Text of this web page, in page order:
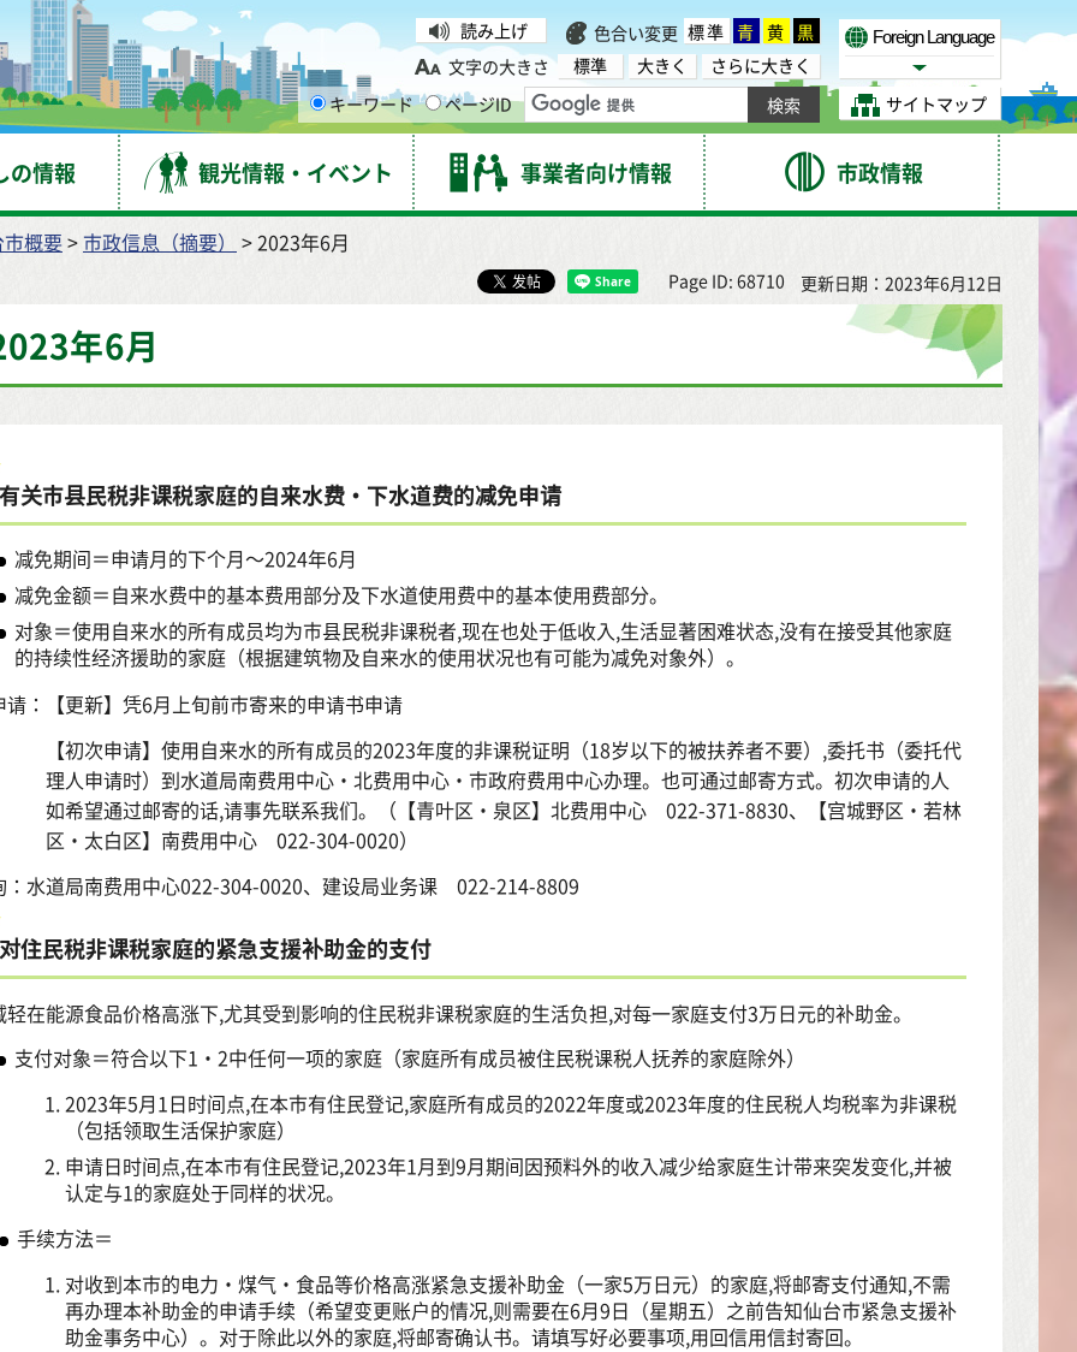
読み上げ 色合い変更 標準 青 黄 黒
文字の大きさ
標準 大きく
さらに大きく
キーワード
ページID
Foreign Language
Select Language
サイトマップ
の情報 観光情報・イベント 事業者向け情報 市政情報
概要>市政信息（摘要） > 2023年6月
Page ID: 68710 更新日期：2023年6月12日
年6月
有关市县民税非课税家庭的自来水费・下水道费的减免申请
减免期间＝申请月的下个月～2024年6月
减免金额＝自来水费中的基本费用部分及下水道使用费中的基本使用费部分。
对象＝使用自来水的所有成员均为市县民税非课税者,现在也处于低收入,生活显著困难状态,没有在接受其他家庭
的持续性经济援助的家庭（根据建筑物及自来水的使用状况也有可能为减免对象外）。
请：【更新】凭6月上旬前市寄来的申请书申请
【初次申请】使用自来水的所有成员的2023年度的非课税证明（18岁以下的被扶养者不要）,委托书（委托代
理人申请时）到水道局南费用中心・北费用中心・市政府费用中心办理。也可通过邮寄方式。初次申请的人
如希望通过邮寄的话,请事先联系我们。（【青叶区・泉区】北费用中心 022-371-8830、【宫城野区・若林
区・太白区】南费用中心 022-304-0020）
：水道局南费用中心022-304-0020、建设局业务课 022-214-8809
对住民税非课税家庭的紧急支援补助金的支付
轻在能源食品价格高涨下,尤其受到影响的住民税非课税家庭的生活负担,对每一家庭支付3万日元的补助金。
支付对象＝符合以下1・2中任何一项的家庭（家庭所有成员被住民税课税人抚养的家庭除外）
2023年5月1日时间点,在本市有住民登记,家庭所有成员的2022年度或2023年度的住民税人均税率为非课税
（包括领取生活保护家庭）
申请日时间点,在本市有住民登记,2023年1月到9月期间因预料外的收入减少给家庭生计带来突发变化,并被
认定与1的家庭处于同样的状况。
手续方法＝
对收到本市的电力・煤气・食品等价格高涨紧急支援补助金（一家5万日元）的家庭,将邮寄支付通知,不需
再办理本补助金的申请手续（希望变更账户的情况,则需要在6月9日（星期五）之前告知仙台市紧急支援补
助金事务中心）。对于除此以外的家庭,将邮寄确认书。请填写好必要事项,用回信用信封寄回。